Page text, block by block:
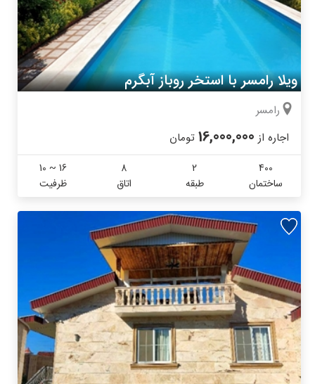
ویلا رامسر با استخر روباز آبگرم
رامسر
اجاره از 16,000,000 تومان
400
ساختمان
2
طبقه
8
اتاق
10 ~ 16
ظرفیت